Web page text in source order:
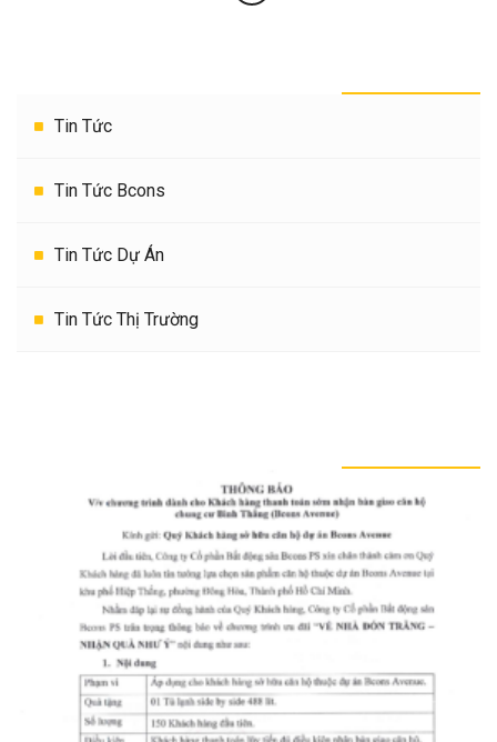
Tin Tức
Tin Tức Bcons
Tin Tức Dự Án
Tin Tức Thị Trường